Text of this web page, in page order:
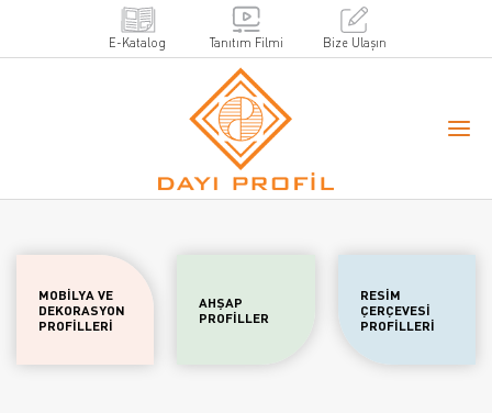
E-Katalog Tanıtım Filmi Bize Ulaşın
MOBİLYA VE
DEKORASYON
PROFİLLERİ
AHŞAP
PROFİLLER
RESİM
ÇERÇEVESİ
PROFİLLERİ